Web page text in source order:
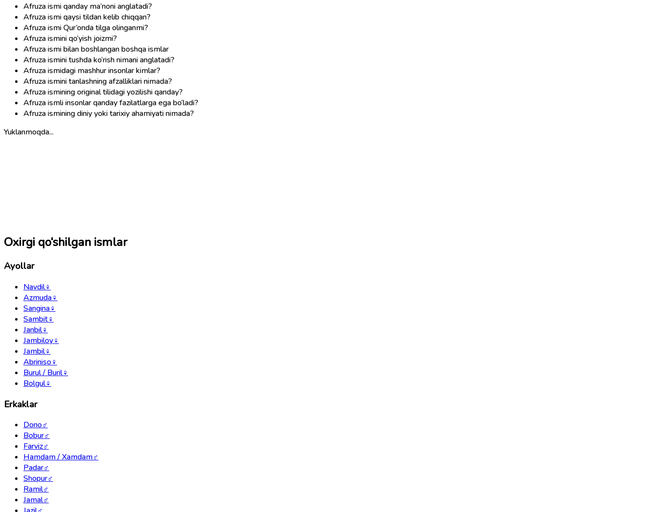
Afruza ismi qanday ma’noni anglatadi?
Afruza ismi qaysi tildan kelib chiqqan?
Afruza ismi Qur’onda tilga olinganmi?
Afruza ismini qo‘yish joizmi?
Afruza ismi bilan boshlangan boshqa ismlar
Afruza ismini tushda ko‘rish nimani anglatadi?
Afruza ismidagi mashhur insonlar kimlar?
Afruza ismini tanlashning afzalliklari nimada?
Afruza ismining original tilidagi yozilishi qanday?
Afruza ismli insonlar qanday fazilatlarga ega bo‘ladi?
Afruza ismining diniy yoki tarixiy ahamiyati nimada?
Yuklanmoqda...
Oxirgi qo‘shilgan ismlar
Ayollar
Navdil♀
Azmuda♀
Sangina♀
Sambit♀
Janbil♀
Jambiloy♀
Jambil♀
Abriniso♀
Burul / Buril♀
Bolgul♀
Erkaklar
Dono♂
Bobur♂
Farviz♂
Hamdam / Xamdam♂
Padar♂
Shopur♂
Ramil♂
Jamal♂